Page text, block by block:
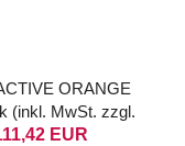
ORANGE
(inkl. MwSt. zzgl.
EUR